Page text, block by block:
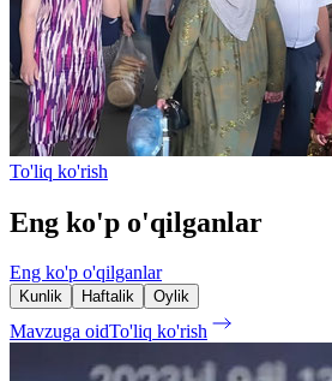
To'liq ko'rish
Eng ko'p o'qilganlar
Eng ko'p o'qilganlar
Kunlik Haftalik Oylik
Mavzuga oidTo'liq ko'rish